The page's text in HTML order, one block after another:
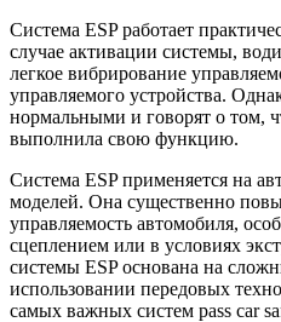
Система ESP работает
случае активации системы,
легкое вибрирование
управляемого устройства.
нормальными и говорят о том,
выполнила свою функцию.
Система ESP применяется на
моделей. Она существенно
управляемость автомобиля,
сцеплением или в условиях
системы ESP основана на
использовании передовых
самых важных систем pass car